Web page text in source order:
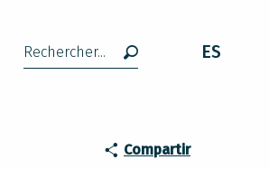
Buscar ES
Compartir